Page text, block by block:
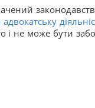
і не може бути